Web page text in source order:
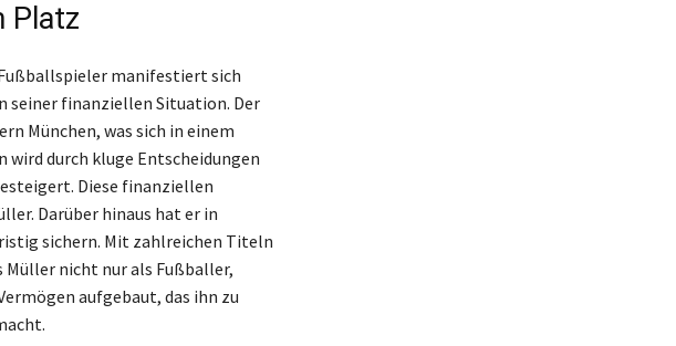
Platz
manifestiert sich
seiner finanziellen Situation. Der
München, was sich in einem
durch kluge Entscheidungen
Diese finanziellen
Darüber hinaus hat er in
sichern. Mit zahlreichen Titeln
nicht nur als Fußballer,
aufgebaut, das ihn zu